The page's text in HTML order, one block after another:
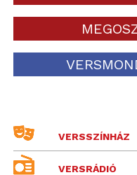
VERSSZÍNHÁZ
VERSRÁDIÓ